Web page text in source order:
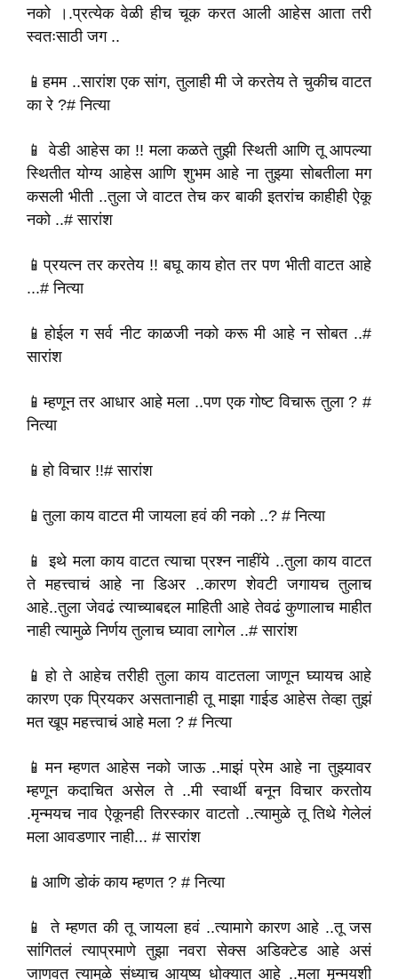
नको
।.प्रत्येकवेळी हीच चूक करत आली आहेस आता तरी
स्वतःसाठी जग ..
📱हमम ..सारांश एक सांग, तुलाही मी जे करतेय ते चुकीच वाटत
का रे ?# नित्या
📱 वेडी आहेस का !! मला कळते तुझी स्थिती आणि तू आपल्या
स्थितीत योग्य आहेस आणि शुभम आहे ना तुझ्या सोबतीला मग
कसली भीती ..तुला जे वाटत तेच कर बाकी इतरांच काहीही ऐकू
नको ..# सारांश
📱प्रयत्न तर करतेय !! बघू काय होत तर पण भीती वाटत आहे
...# नित्या
📱होईल ग सर्व नीट काळजी नको करू मी आहे न सोबत ..#
सारांश
📱म्हणून तर आधार आहे मला ..पण एक गोष्ट विचारू तुला ? #
नित्या
📱हो विचार !!# सारांश
📱तुला काय वाटत मी जायला हवं की नको ..? # नित्या
📱 इथे मला काय वाटत त्याचा प्रश्न नाहींये ..तुला काय वाटत
ते महत्त्वाचं आहे ना डिअर ..कारण शेवटी जगायच तुलाच
आहे..तुला जेवढं त्याच्याबद्दल माहिती आहे तेवढं कुणालाच माहीत
नाही त्यामुळे निर्णय तुलाच घ्यावा लागेल ..# सारांश
📱हो ते आहेच तरीही तुला काय वाटतला जाणून घ्यायच आहे
कारण एक प्रियकर असतानाही तू माझा गाईड आहेस तेव्हा तुझं
मत खूप महत्त्वाचं आहे मला ? # नित्या
📱मन म्हणत आहेस नको जाऊ ..माझं प्रेम आहे ना तुझ्यावर
म्हणून कदाचित असेल ते ..मी स्वार्थी बनून विचार करतोय
.मृन्मयच नाव ऐकूनही तिरस्कार वाटतो ..त्यामुळे तू तिथे गेलेलं
मला आवडणार नाही... # सारांश
📱आणि डोकं काय म्हणत ? # नित्या
📱 ते म्हणत की तू जायला हवं ..त्यामागे कारण आहे ..तू जस
सांगितलं त्याप्रमाणे तुझा नवरा सेक्स अडिक्टेड आहे असं
जाणवत त्यामुळे संध्याच आयुष्य धोक्यात आहे ..मला मृन्मयशी